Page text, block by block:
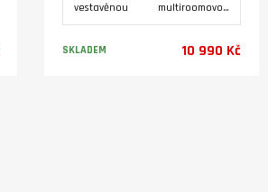
vestavěnou multiroomovou
streamovací technologií HEOS.
Prostorový zvuk s vysokým
SKLADEM 10 990 Kč